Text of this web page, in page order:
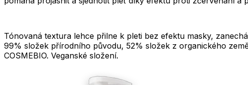
Tónovaná textura lehce přilne k pleti bez efektu masky,
99% složek přírodního původu, 52% složek z organického
COSMEBIO. Veganské složení.